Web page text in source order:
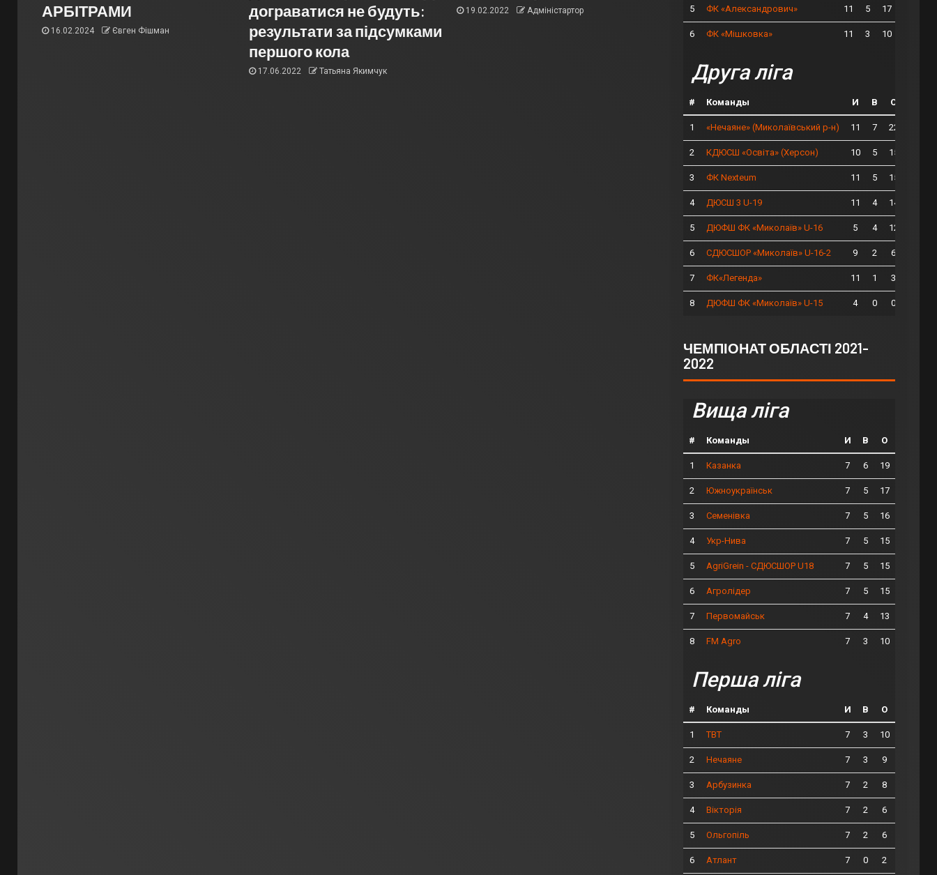
АРБІТРАМИ
16.02.2024 Євген Фішман
дограватися не будуть:
результати за підсумками
першого кола
17.06.2022 Татьяна Якимчук
19.02.2022 Адміністартор 5 ФК «Александрович» 11 5 17
6 ФК «Мішковка» 11 3 10
Друга ліга
# Команды И В О
1 «Нечаяне» (Миколаївський р-н) 11 7 22
2 КДЮСШ «Освіта» (Херсон) 10 5 15
3 ФК Nexteum 11 5 15
4 ДЮСШ 3 U-19 11 4 14
5 ДЮФШ ФК «Миколаїв» U-16 5 4 12
6 СДЮСШОР «Миколаїв» U-16-2 9 2 6
7 ФК«Легенда» 11 1 3
8 ДЮФШ ФК «Миколаїв» U-15 4 0 0
ЧЕМПІОНАТ ОБЛАСТІ 2021-
2022
Вища ліга
# Команды И В О
1 Казанка 7 6 19
2 Южноукраїнськ 7 5 17
3 Семенівка 7 5 16
4 Укр-Нива 7 5 15
5 AgriGrein - СДЮСШОР U18 7 5 15
6 Агролідер 7 5 15
7 Первомайськ 7 4 13
8 FM Agro 7 3 10
Перша ліга
# Команды И В О
1 ТВТ 7 3 10
2 Нечаяне 7 3 9
3 Арбузинка 7 2 8
4 Вікторія 7 2 6
5 Ольгопіль 7 2 6
6 Атлант 7 0 2